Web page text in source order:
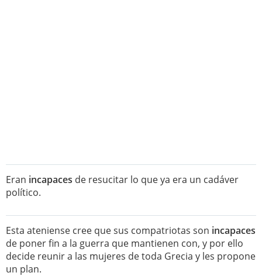
Eran incapaces de resucitar lo que ya era un cadáver
político.
Esta ateniense cree que sus compatriotas son incapaces
de poner fin a la guerra que mantienen con, y por ello
decide reunir a las mujeres de toda Grecia y les propone
un plan.